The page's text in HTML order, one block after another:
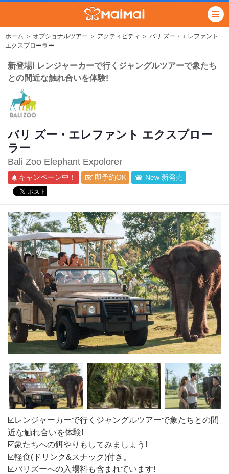
ホーム ＞ オプショナルツアー ＞ アクティビティ ＞ バリ ズー・エレファント
エクスプローラー
新登場! レンジャーカーで行くジャングルツアーで象たち
との間近な触れ合いを体験!
バリ ズー・エレファント エクスプロー
ラー
Bali Zoo Elephant Expolorer
キャンペーン中！ 即予約OK New 新発売
☑️レンジャーカーで行くジャングルツアーで象たちとの間
近な触れ合いを体験!
☑️象たちへの餌やりもしてみましょう!
☑️軽食(ドリンク&スナック)付き。
☑️バリズーへの入場料も含まれています!